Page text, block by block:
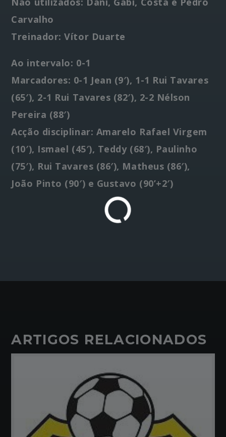
Carvalho
Treinador: Vítor Duarte
Ao intervalo: 0-1
Marcadores: 0-1 Jean (9′), 1-1 Rui Tavares
(65′), 2-1 Rui Tavares (82′), 2-2 Nélson
Pereira (88′)
Acção disciplinar: Amarelo Rafael Virgem
(10′), Ismael (45′), Teddy (68′), Paulinho
(75′), Rui Tavares (86′), Matheus (86′),
João Pinto (90′) e Gustavo (90’+2′)
ARTIGOS RELACIONADOS